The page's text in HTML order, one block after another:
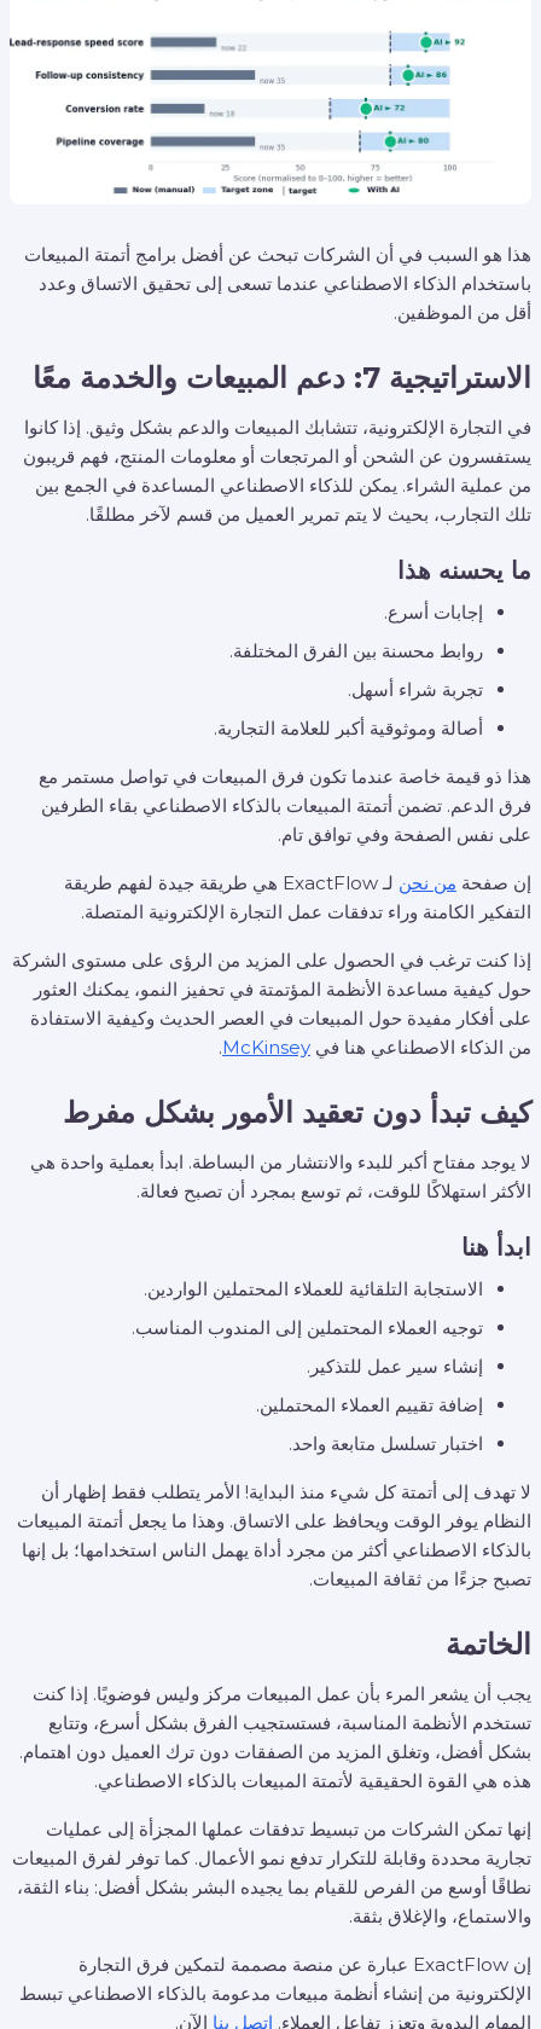
هذا هو السبب في أن الشركات تبحث عن أفضل برامج أتمتة المبيعات
باستخدام الذكاء الاصطناعي عندما تسعى إلى تحقيق الاتساق وعدد
أقل من الموظفين.
الاستراتيجية 7: دعم المبيعات والخدمة معًا
في التجارة الإلكترونية، تتشابك المبيعات والدعم بشكل وثيق. إذا كانوا
يستفسرون عن الشحن أو المرتجعات أو معلومات المنتج، فهم قريبون
من عملية الشراء. يمكن للذكاء الاصطناعي المساعدة في الجمع بين
تلك التجارب، بحيث لا يتم تمرير العميل من قسم لآخر مطلقًا.
ما يحسنه هذا
إجابات أسرع.
روابط محسنة بين الفرق المختلفة.
تجربة شراء أسهل.
أصالة وموثوقية أكبر للعلامة التجارية.
هذا ذو قيمة خاصة عندما تكون فرق المبيعات في تواصل مستمر مع
فرق الدعم. تضمن أتمتة المبيعات بالذكاء الاصطناعي بقاء الطرفين
على نفس الصفحة وفي توافق تام.
إن صفحة من نحن
لـ ExactFlow هي طريقة جيدة لفهم طريقة
التفكير الكامنة وراء تدفقات عمل التجارة الإلكترونية المتصلة.
إذا كنت ترغب في الحصول على المزيد من الرؤى على مستوى الشركة
حول كيفية مساعدة الأنظمة المؤتمتة في تحفيز النمو، يمكنك العثور
على أفكار مفيدة حول المبيعات في العصر الحديث وكيفية الاستفادة
من الذكاء الاصطناعي هنا في McKinsey
.
كيف تبدأ دون تعقيد الأمور بشكل مفرط
لا يوجد مفتاح أكبر للبدء والانتشار من البساطة. ابدأ بعملية واحدة هي
الأكثر استهلاكًا للوقت، ثم توسع بمجرد أن تصبح فعالة.
ابدأ هنا
الاستجابة التلقائية للعملاء المحتملين الواردين.
توجيه العملاء المحتملين إلى المندوب المناسب.
إنشاء سير عمل للتذكير.
إضافة تقييم العملاء المحتملين.
اختبار تسلسل متابعة واحد.
لا تهدف إلى أتمتة كل شيء منذ البداية! الأمر يتطلب فقط إظهار أن
النظام يوفر الوقت ويحافظ على الاتساق. وهذا ما يجعل أتمتة المبيعات
بالذكاء الاصطناعي أكثر من مجرد أداة يهمل الناس استخدامها؛ بل إنها
تصبح جزءًا من ثقافة المبيعات.
الخاتمة
يجب أن يشعر المرء بأن عمل المبيعات مركز وليس فوضويًا. إذا كنت
تستخدم الأنظمة المناسبة، فستستجيب الفرق بشكل أسرع، وتتابع
بشكل أفضل، وتغلق المزيد من الصفقات دون ترك العميل دون اهتمام.
هذه هي القوة الحقيقية لأتمتة المبيعات بالذكاء الاصطناعي.
إنها تمكن الشركات من تبسيط تدفقات عملها المجزأة إلى عمليات
تجارية محددة وقابلة للتكرار تدفع نمو الأعمال. كما توفر لفرق المبيعات
نطاقًا أوسع من الفرص للقيام بما يجيده البشر بشكل أفضل: بناء الثقة،
والاستماع، والإغلاق بثقة.
إن ExactFlow عبارة عن منصة مصممة لتمكين فرق التجارة
الإلكترونية من إنشاء أنظمة مبيعات مدعومة بالذكاء الاصطناعي تبسط
المهام اليدوية وتعزز تفاعل العملاء. اتصل بنا الآن.